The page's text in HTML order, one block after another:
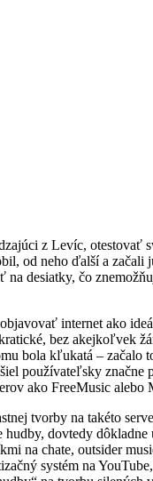
z Levíc,
od neho ďalší a
desiatky, čo
internet ako
bez akejkoľvek
bola kľukatá –
používateľsky
ako FreeMusic
tvorby na takéto
dovtedy
na chate, outsider
systém na